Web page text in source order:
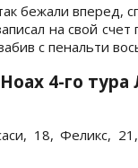
бежали вперед,
на свой счет
с пенальти
4-го
18, Феликс,